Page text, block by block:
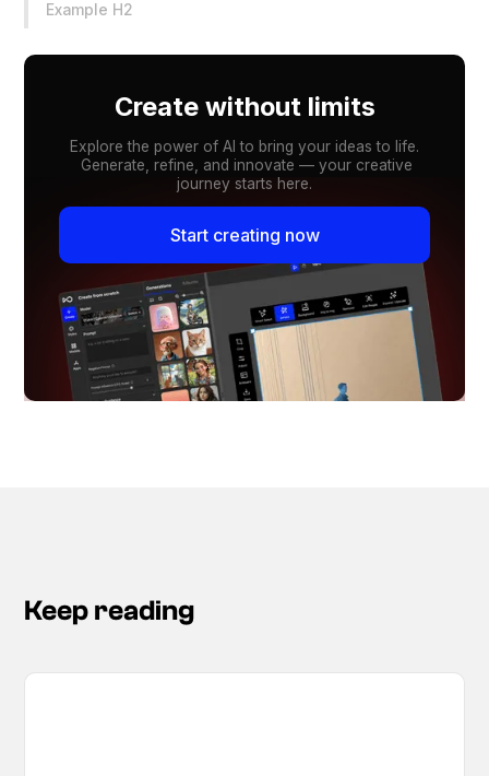
Example H2
Create without limits
Explore the power of AI to bring your ideas to life.
Generate, refine, and innovate — your creative
journey starts here.
Start creating now
Keep reading